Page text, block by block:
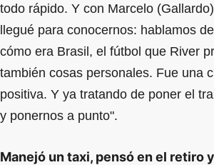
todo rápido. Y con Marcelo
llegué para conocernos: hablamos
cómo era Brasil, el fútbol que River
también cosas personales. Fue una
positiva. Y ya tratando de poner el
y ponernos a punto".
Manejó un taxi, pensó en el retiro